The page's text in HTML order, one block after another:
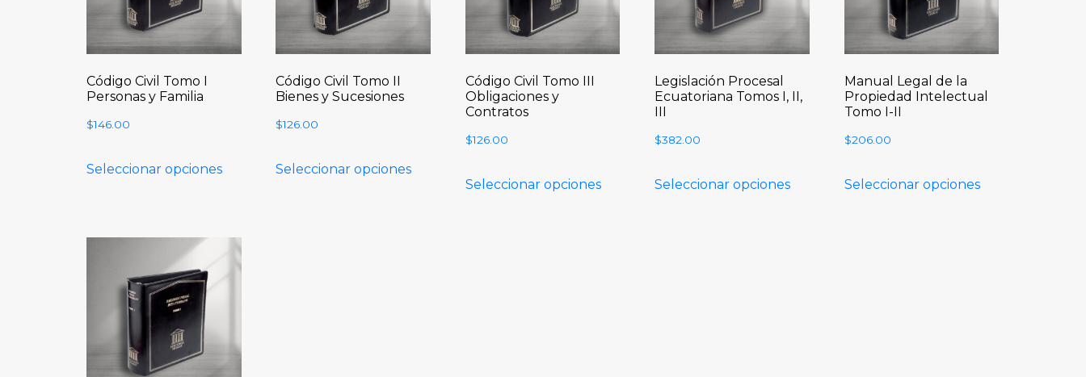
Código Civil Tomo I
Personas y Familia
$146.00
Seleccionar opciones
Código Civil Tomo II
Bienes y Sucesiones
$126.00
Seleccionar opciones
Código Civil Tomo III
Obligaciones y
Contratos
$126.00
Seleccionar opciones
Legislación Procesal
Ecuatoriana Tomos I, II,
III
$382.00
Seleccionar opciones
Manual Legal de la
Propiedad Intelectual
Tomo I-II
$206.00
Seleccionar opciones